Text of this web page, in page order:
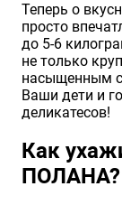
Теперь о
просто
до 5-6
не только
насыщенным
Ваши дети и
деликатесов!
Как
ПОЛАНА?